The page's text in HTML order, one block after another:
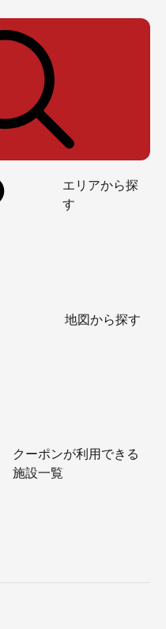
エリアから探
す
地図から探す
クーポンが利用できる
施設一覧